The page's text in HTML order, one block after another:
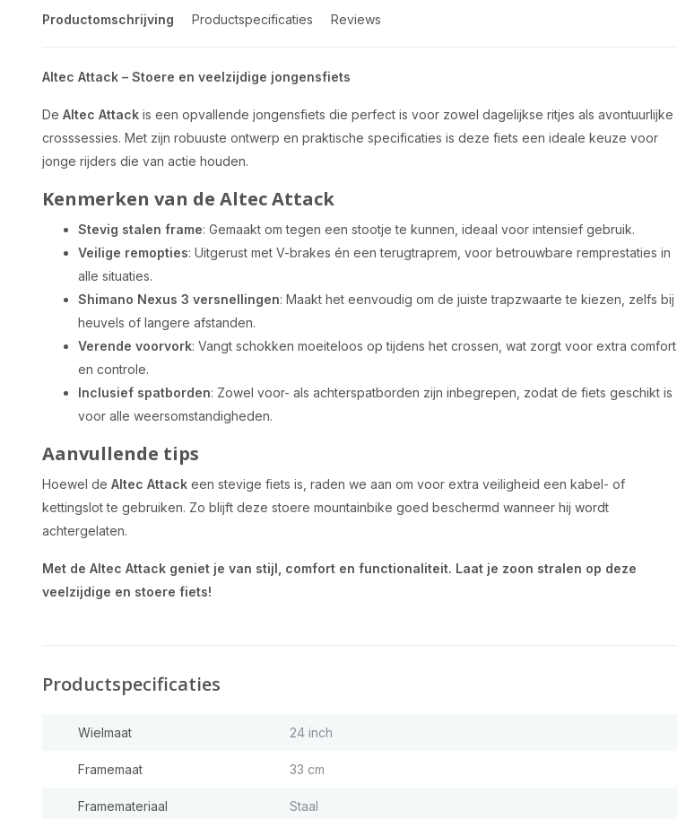
Productomschrijving Productspecificaties Reviews
Altec Attack – Stoere en veelzijdige jongensfiets
De Altec Attack is een opvallende jongensfiets die perfect is voor zowel dagelijkse ritjes als avontuurlijke
crosssessies. Met zijn robuuste ontwerp en praktische specificaties is deze fiets een ideale keuze voor
jonge rijders die van actie houden.
Kenmerken van de Altec Attack
Stevig stalen frame: Gemaakt om tegen een stootje te kunnen, ideaal voor intensief gebruik.
Veilige remopties: Uitgerust met V-brakes én een terugtraprem, voor betrouwbare remprestaties in
alle situaties.
Shimano Nexus 3 versnellingen: Maakt het eenvoudig om de juiste trapzwaarte te kiezen, zelfs bij
heuvels of langere afstanden.
Verende voorvork: Vangt schokken moeiteloos op tijdens het crossen, wat zorgt voor extra comfort
en controle.
Inclusief spatborden: Zowel voor- als achterspatborden zijn inbegrepen, zodat de fiets geschikt is
voor alle weersomstandigheden.
Aanvullende tips
Hoewel de Altec Attack een stevige fiets is, raden we aan om voor extra veiligheid een kabel- of
kettingslot te gebruiken. Zo blijft deze stoere mountainbike goed beschermd wanneer hij wordt
achtergelaten.
Met de Altec Attack geniet je van stijl, comfort en functionaliteit. Laat je zoon stralen op deze
veelzijdige en stoere fiets!
Productspecificaties
Wielmaat 24 inch
Framemaat 33 cm
Framemateriaal Staal